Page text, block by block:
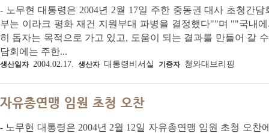
- 노무현 대통령은 2004년 2월 17일 주한 중동권 대사 초청간
부는 이라크 평화 재건 지원부대 파병을 결정했다""며 ""국내
히 돕자는 목적으로 가고 있고, 도움이 되는 결과를 만들어 갈
담회에는 주한...
생산일자 2004.02.17. 생산자 대통령비서실 기증자 청와대브리핑
자유총연맹 임원 초청 오찬
- 노무현 대통령은 2004년 2월 12일 자유총연맹 임원 초청 오